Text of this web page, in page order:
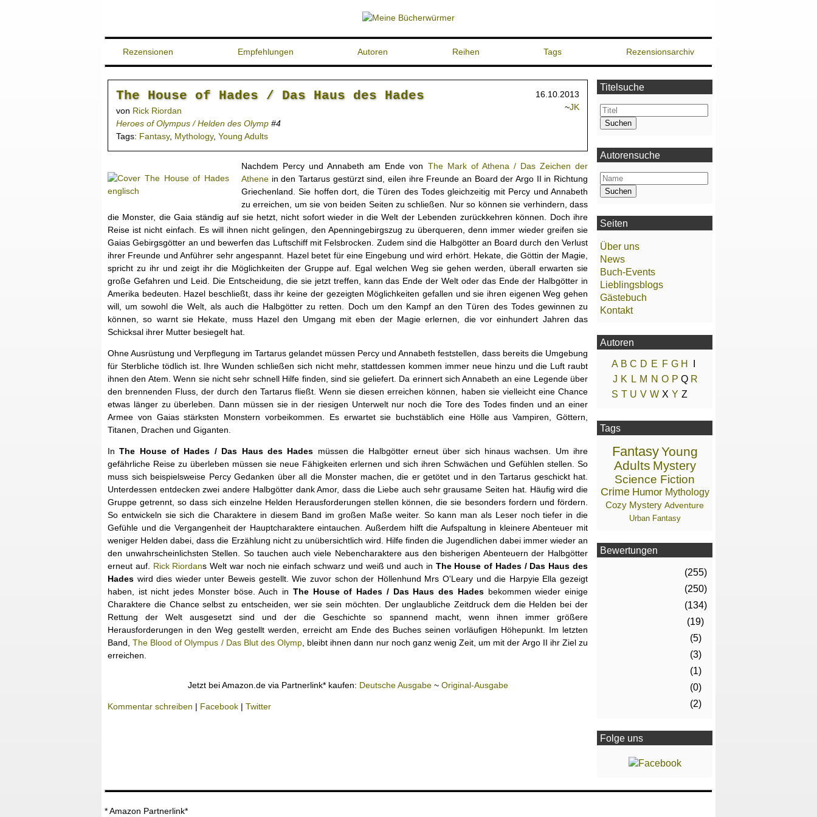
Rezensionen Empfehlungen Autoren Reihen Tags Rezensionsarchiv
The House of Hades / Das Haus des Hades
von Rick Riordan
Heroes of Olympus / Helden des Olymp #4
Tags: Fantasy, Mythology, Young Adults
16.10.2013
~JK
Nachdem Percy und Annabeth am Ende von The Mark of Athena / Das Zeichen der
Athene in den Tartarus gestürzt sind, eilen ihre Freunde an Board der Argo II in Richtung
Griechenland. Sie hoffen dort, die Türen des Todes gleichzeitig mit Percy und Annabeth
zu erreichen, um sie von beiden Seiten zu schließen. Nur so können sie verhindern, dass
die Monster, die Gaia ständig auf sie hetzt, nicht sofort wieder in die Welt der Lebenden zurückkehren können. Doch ihre
Reise ist nicht einfach. Es will ihnen nicht gelingen, den Apenningebirgszug zu überqueren, denn immer wieder greifen sie
Gaias Gebirgsgötter an und bewerfen das Luftschiff mit Felsbrocken. Zudem sind die Halbgötter an Board durch den Verlust
ihrer Freunde und Anführer sehr angespannt. Hazel betet für eine Eingebung und wird erhört. Hekate, die Göttin der Magie,
spricht zu ihr und zeigt ihr die Möglichkeiten der Gruppe auf. Egal welchen Weg sie gehen werden, überall erwarten sie
große Gefahren und Leid. Die Entscheidung, die sie jetzt treffen, kann das Ende der Welt oder das Ende der Halbgötter in
Amerika bedeuten. Hazel beschließt, dass ihr keine der gezeigten Möglichkeiten gefallen und sie ihren eigenen Weg gehen
will, um sowohl die Welt, als auch die Halbgötter zu retten. Doch um den Kampf an den Türen des Todes gewinnen zu
können, so warnt sie Hekate, muss Hazel den Umgang mit eben der Magie erlernen, die vor einhundert Jahren das
Schicksal ihrer Mutter besiegelt hat.
Ohne Ausrüstung und Verpflegung im Tartarus gelandet müssen Percy und Annabeth feststellen, dass bereits die Umgebung
für Sterbliche tödlich ist. Ihre Wunden schließen sich nicht mehr, stattdessen kommen immer neue hinzu und die Luft raubt
ihnen den Atem. Wenn sie nicht sehr schnell Hilfe finden, sind sie geliefert. Da erinnert sich Annabeth an eine Legende über
den brennenden Fluss, der durch den Tartarus fließt. Wenn sie diesen erreichen können, haben sie vielleicht eine Chance
etwas länger zu überleben. Dann müssen sie in der riesigen Unterwelt nur noch die Tore des Todes finden und an einer
Armee von Gaias stärksten Monstern vorbeikommen. Es erwartet sie buchstäblich eine Hölle aus Vampiren, Göttern,
Titanen, Drachen und Giganten.
InThe House of Hades / Das Haus des Hades müssen die Halbgötter erneut über sich hinaus wachsen. Um ihre
gefährliche Reise zu überleben müssen sie neue Fähigkeiten erlernen und sich ihren Schwächen und Gefühlen stellen. So
muss sich beispielsweise Percy Gedanken über all die Monster machen, die er getötet und in den Tartarus geschickt hat.
Unterdessen entdecken zwei andere Halbgötter dank Amor, dass die Liebe auch sehr grausame Seiten hat. Häufig wird die
Gruppe getrennt, so dass sich einzelne Helden Herausforderungen stellen können, die sie besonders fordern und fördern.
So entwickeln sie sich die Charaktere in diesem Band im großen Maße weiter. So kann man als Leser noch tiefer in die
Gefühle und die Vergangenheit der Hauptcharaktere eintauchen. Außerdem hilft die Aufspaltung in kleinere Abenteuer mit
weniger Helden dabei, dass die Erzählung nicht zu unübersichtlich wird. Hilfe finden die Jugendlichen dabei immer wieder an
den unwahrscheinlichsten Stellen. So tauchen auch viele Nebencharaktere aus den bisherigen Abenteuern der Halbgötter
erneut auf. Rick Riordans Welt war noch nie einfach schwarz und weiß und auch in The House of Hades / Das Haus des
Hades wird dies wieder unter Beweis gestellt. Wie zuvor schon der Höllenhund Mrs O'Leary und die Harpyie Ella gezeigt
haben, ist nicht jedes Monster böse. Auch in The House of Hades / Das Haus des Hadesbekommen wieder einige
Charaktere die Chance selbst zu entscheiden, wer sie sein möchten. Der unglaubliche Zeitdruck dem die Helden bei der
Rettung der Welt ausgesetzt sind und der die Geschichte so spannend macht, wenn ihnen immer größere
Herausforderungen in den Weg gestellt werden, erreicht am Ende des Buches seinen vorläufigen Höhepunkt. Im letzten
Band,The Blood of Olympus / Das Blut des Olymp , bleibt ihnen dann nur noch ganz wenig Zeit, um mit der Argo II ihr Ziel zu
erreichen.
Jetzt bei Amazon.de via Partnerlink* kaufen: Deutsche Ausgabe~ Original-Ausgabe
Kommentar schreiben | Facebook | Twitter
Titelsuche
Autorensuche
Seiten
Über uns
News
Buch-Events
Lieblingsblogs
Gästebuch
Kontakt
Autoren
A B C D E F G H
J K L M N O P Q R
S T U V W X Y Z
Tags
FantasyYoung
Adults Mystery
Science Fiction
Crime Humor Mythology
Cozy Mystery Adventure
Urban Fantasy
Bewertungen
(255)
(250)
(134)
(19)
(5)
(3)
(1)
(0)
(2)
Folge uns
* Amazon Partnerlink*